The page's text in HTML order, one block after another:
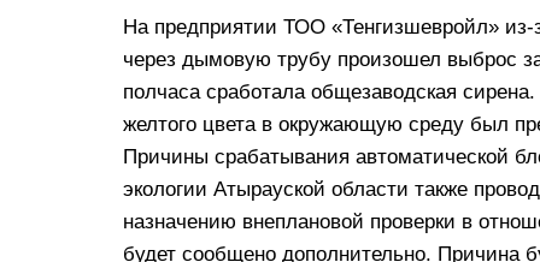
На предприятии ТОО «Тенгизшевройл» из-
через дымовую трубу произошел выброс
полчаса сработала общезаводская
желтого цвета в окружающую среду был
Причины срабатывания автоматической
экологии Атырауской области также
назначению внеплановой проверки в
будет сообщено дополнительно. Причина